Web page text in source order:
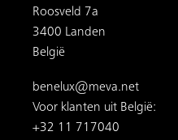
Roosveld 7a
3400 Landen
België
benelux@meva.net
Voor klanten uit België:
+32 11 717040